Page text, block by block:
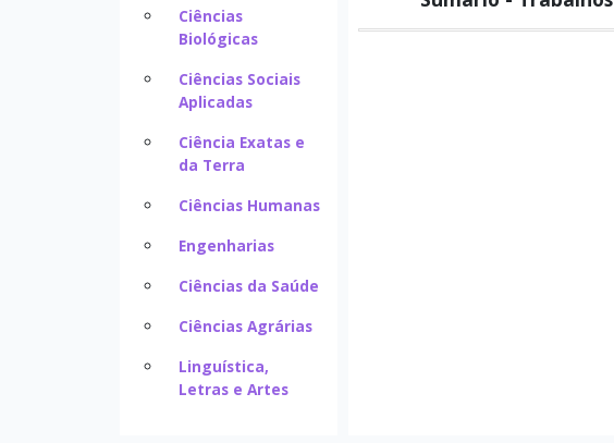
Ciências
Biológicas
Ciências Sociais
Aplicadas
Ciência Exatas e
da Terra
Ciências Humanas
Engenharias
Ciências da Saúde
Ciências Agrárias
Linguística,
Letras e Artes